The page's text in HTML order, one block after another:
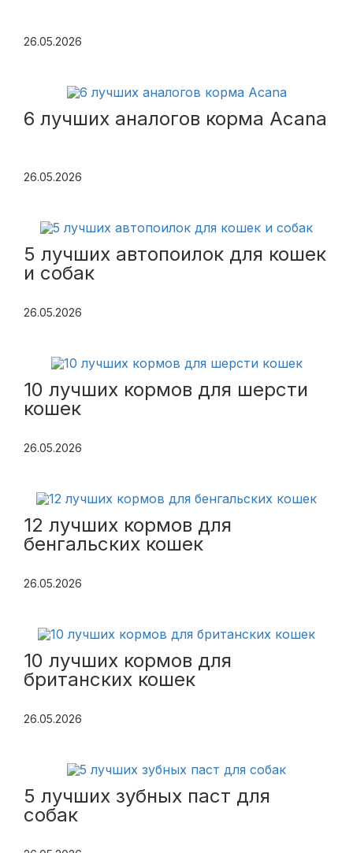
26.05.2026
6 лучших аналогов корма Acana
26.05.2026
5 лучших автопоилок для кошек
и собак
26.05.2026
10 лучших кормов для шерсти
кошек
26.05.2026
12 лучших кормов для
бенгальских кошек
26.05.2026
10 лучших кормов для
британских кошек
26.05.2026
5 лучших зубных паст для
собак